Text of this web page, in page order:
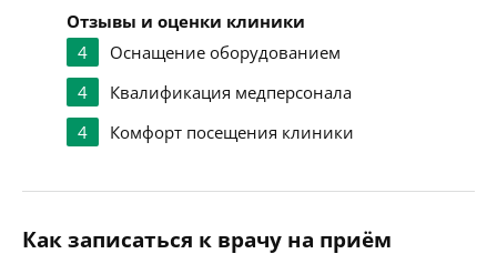
Отзывы и оценки клиники
4
Оснащение оборудованием
4
Квалификация медперсонала
4
Комфорт посещения клиники
Как записаться к врачу на приём